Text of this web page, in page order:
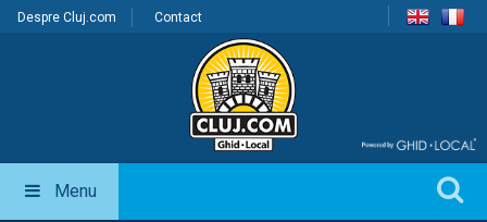
Despre Cluj.com Contact
Menu